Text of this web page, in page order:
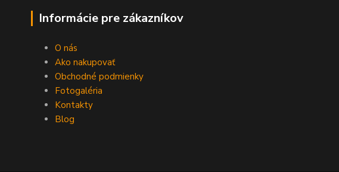
Informácie pre zákazníkov
O nás
Ako nakupovať
Obchodné podmienky
Fotogaléria
Kontakty
Blog